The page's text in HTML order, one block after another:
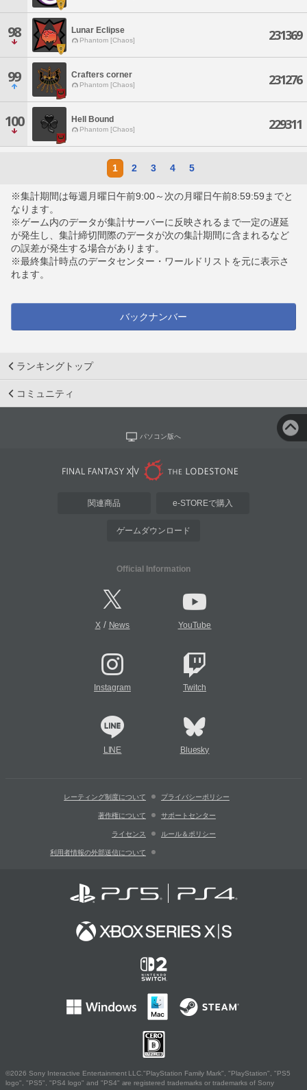
98 Lunar Eclipse
Phantom [Chaos] 231369
99 Crafters corner
Phantom [Chaos] 231276
100 Hell Bound
Phantom [Chaos] 229311
1 2 3 4 5
※集計期間は毎週月曜日午前9:00～次の月曜日午前8:59:59までと
なります。
※ゲーム内のデータが集計サーバーに反映されるまで一定の遅延
が発生し、集計締切間際のデータが次の集計期間に含まれるなど
の誤差が発生する場合があります。
※最終集計時点のデータセンター・ワールドリストを元に表示さ
れます。
バックナンバー
ランキングトップ
コミュニティ
パソコン版へ
関連商品 e-STOREで購入
ゲームダウンロード
Official Information
X/ News YouTube
Instagram Twitch
LINE Bluesky
レーティング制度について プライバシーポリシー
著作権について サポートセンター
ライセンス ルール＆ポリシー
利用者情報の外部送信について
©2026 Sony Interactive Entertainment LLC."PlayStation Family Mark", "PlayStation", "PS5
logo", "PS5", "PS4 logo" and "PS4" are registered trademarks or trademarks of Sony